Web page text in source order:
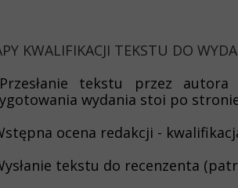
KWALIFIKACJI TEKSTU DO
tekstu przez
wydania stoi po
ocena redakcji -
tekstu do recenzenta